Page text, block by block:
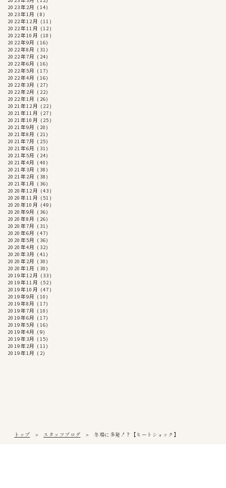
2023年2月 (14)
2023年1月 (8)
2022年12月 (11)
2022年11月 (12)
2022年10月 (10)
2022年9月 (16)
2022年8月 (31)
2022年7月 (24)
2022年6月 (16)
2022年5月 (17)
2022年4月 (16)
2022年3月 (27)
2022年2月 (22)
2022年1月 (26)
2021年12月 (22)
2021年11月 (27)
2021年10月 (25)
2021年9月 (20)
2021年8月 (21)
2021年7月 (25)
2021年6月 (31)
2021年5月 (24)
2021年4月 (40)
2021年3月 (38)
2021年2月 (38)
2021年1月 (36)
2020年12月 (43)
2020年11月 (51)
2020年10月 (49)
2020年9月 (36)
2020年8月 (26)
2020年7月 (31)
2020年6月 (47)
2020年5月 (36)
2020年4月 (32)
2020年3月 (41)
2020年2月 (30)
2020年1月 (30)
2019年12月 (33)
2019年11月 (52)
2019年10月 (47)
2019年9月 (10)
2019年8月 (17)
2019年7月 (10)
2019年6月 (17)
2019年5月 (16)
2019年4月 (9)
2019年3月 (15)
2019年2月 (11)
2019年1月 (2)
トップ スタッフブログ 冬場に多発！？【ヒートショック】